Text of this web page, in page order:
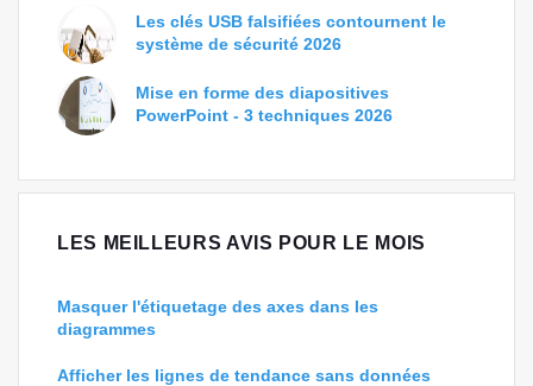
Les clés USB falsifiées contournent le
système de sécurité 2026
Mise en forme des diapositives
PowerPoint - 3 techniques 2026
LES MEILLEURS AVIS POUR LE MOIS
Masquer l'étiquetage des axes dans les
diagrammes
Afficher les lignes de tendance sans données